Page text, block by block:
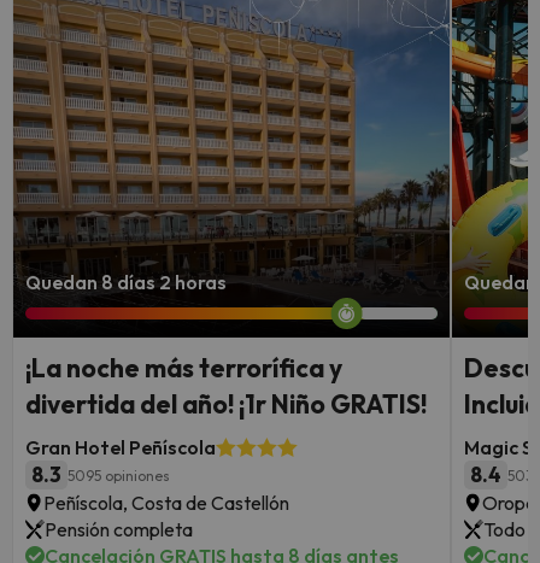
Quedan 8 días 2 horas
¡La noche más terrorífica y
divertida del año! ¡1r Niño GRATIS!
Gran Hotel Peñíscola
8.3 5095 opiniones
Peñíscola, Costa de Castellón
Pensión completa
Cancelación GRATIS hasta 8 días antes
Quedan
Magic
8.4 503
Todo